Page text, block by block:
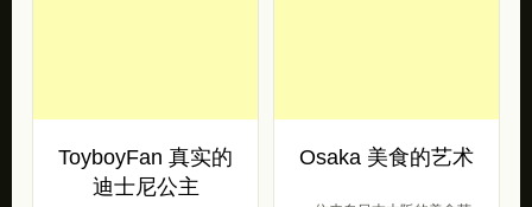
ToyboyFan 真实的
迪士尼公主
Osaka 美食的艺术